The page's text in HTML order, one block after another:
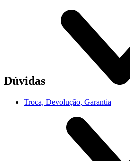
Dúvidas
Troca, Devolução, Garantia